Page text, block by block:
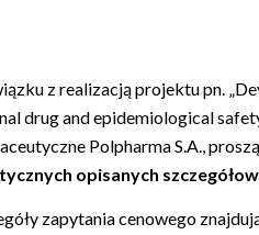
z realizacją projektu pn.
drug and epidemiological
Polpharma S.A.,
opisanych
zapytania cenowego